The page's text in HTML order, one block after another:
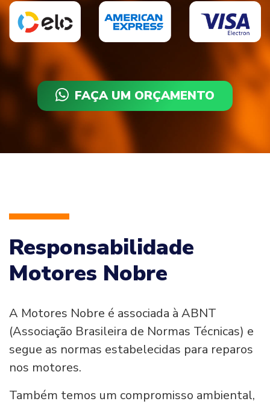
FAÇA UM ORÇAMENTO
Responsabilidade
Motores Nobre
A Motores Nobre é associada à ABNT
(Associação Brasileira de Normas Técnicas) e
segue as normas estabelecidas para reparos
nos motores.
Também temos um compromisso ambiental,